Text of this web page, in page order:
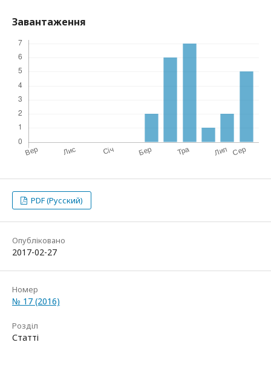
Завантаження
PDF (Русский)
Опубліковано
2017-02-27
Номер
№ 17 (2016)
Розділ
Статті